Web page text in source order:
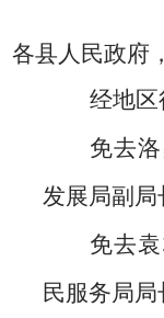
各县人民政府
经地区
免去
发展局副局
免去
民服务局局